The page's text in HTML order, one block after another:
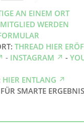
AN EINEM ORT
WERDEN
THREAD HIER
- INSTAGRAM -
HIER ENTLANG
SMARTE